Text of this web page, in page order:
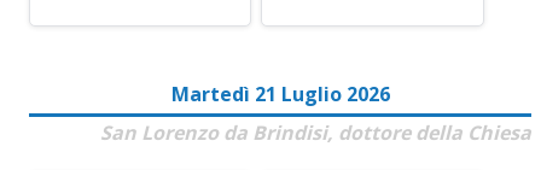
Martedì 21 Luglio 2026
San Lorenzo da Brindisi, dottore della Chiesa